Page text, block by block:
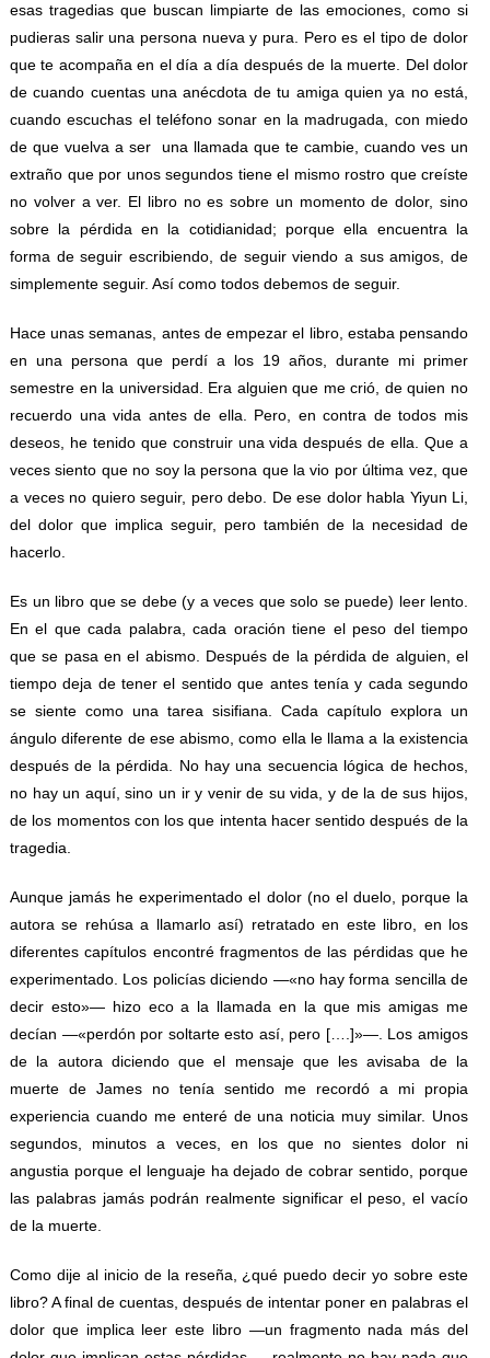
esas tragedias que buscan limpiarte de las emociones, como si
pudieras salir una persona nueva y pura. Pero es el tipo de dolor
que te acompaña en el día a día después de la muerte. Del dolor
de cuando cuentas una anécdota de tu amiga quien ya no está,
cuando escuchas el teléfono sonar en la madrugada, con miedo
de que vuelva a ser una llamada que te cambie, cuando ves un
extraño que por unos segundos tiene el mismo rostro que creíste
no volver a ver. El libro no es sobre un momento de dolor, sino
sobre la pérdida en la cotidianidad; porque ella encuentra la
forma de seguir escribiendo, de seguir viendo a sus amigos, de
simplemente seguir. Así como todos debemos de seguir.
Hace unas semanas, antes de empezar el libro, estaba pensando
en una persona que perdí a los 19 años, durante mi primer
semestre en la universidad. Era alguien que me crió, de quien no
recuerdo una vida antes de ella. Pero, en contra de todos mis
deseos, he tenido que construir una vida después de ella. Que a
veces siento que no soy la persona que la vio por última vez, que
a veces no quiero seguir, pero debo. De ese dolor habla Yiyun Li,
del dolor que implica seguir, pero también de la necesidad de
hacerlo.
Es un libro que se debe (y a veces que solo se puede) leer lento.
En el que cada palabra, cada oración tiene el peso del tiempo
que se pasa en el abismo. Después de la pérdida de alguien, el
tiempo deja de tener el sentido que antes tenía y cada segundo
se siente como una tarea sisifiana. Cada capítulo explora un
ángulo diferente de ese abismo, como ella le llama a la existencia
después de la pérdida. No hay una secuencia lógica de hechos,
no hay un aquí, sino un ir y venir de su vida, y de la de sus hijos,
de los momentos con los que intenta hacer sentido después de la
tragedia.
Aunque jamás he experimentado el dolor (no el duelo, porque la
autora se rehúsa a llamarlo así) retratado en este libro, en los
diferentes capítulos encontré fragmentos de las pérdidas que he
experimentado. Los policías diciendo —«no hay forma sencilla de
decir esto»— hizo eco a la llamada en la que mis amigas me
decían —«perdón por soltarte esto así, pero [….]»—. Los amigos
de la autora diciendo que el mensaje que les avisaba de la
muerte de James no tenía sentido me recordó a mi propia
experiencia cuando me enteré de una noticia muy similar. Unos
segundos, minutos a veces, en los que no sientes dolor ni
angustia porque el lenguaje ha dejado de cobrar sentido, porque
las palabras jamás podrán realmente significar el peso, el vacío
de la muerte.
Como dije al inicio de la reseña, ¿qué puedo decir yo sobre este
libro? A final de cuentas, después de intentar poner en palabras el
dolor que implica leer este libro —un fragmento nada más del